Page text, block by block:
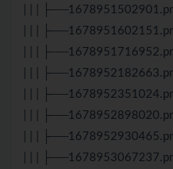
| | |
| | |
| | |
| | |
| | |
| | |
| | |
| | |